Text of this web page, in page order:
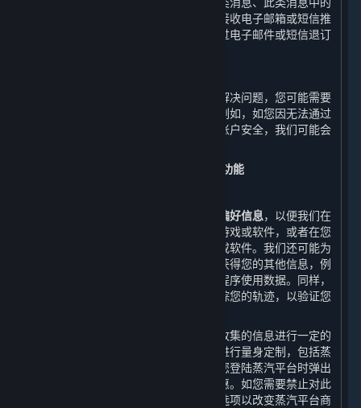
哪些链接被打开等相关信息。如您拒绝接收电子邮箱或短信推
送的商业信息，您可以随时在平台、通过电子邮件或短信退订
在您接受客户支持服务时，为了帮助您解决问题，您可能需要
提供本政策中未明确提及的其他信息，例如，如您因无法通过
密码成功登录账户而投诉，为确保您的账户安全，我们可能会
（二） 改进我们的内容和服务所必需的功能
订单信息、浏览信息和偏好信息，以便我们在
您启动平台时向您展示您可能感兴趣的游戏或软件，或者在您
搜索时向您展示您可能希望找到的游戏或软件。我们还可能为
了改进内容和服务的质量的合理需要而获得您的其他信息，例
如通过自动电子交互收集的数据和应用程序使用数据。同样，
我们也将通过我们的网站和应用程序跟踪您的轨迹，以验证您
为了改善您的用户体验，我们可能会对收集的信息进行一定的
处理，以便我们能够根据您的个性需求进行量身定制，包括蒸
汽平台商店页面显示的内容和服务以及您登陆蒸汽平台时弹出
的内容和服务的更新、相关的建议和优惠。如您需要禁止对此
类信息的处理，您可以通过设置特定筛选项以改变蒸汽平台商